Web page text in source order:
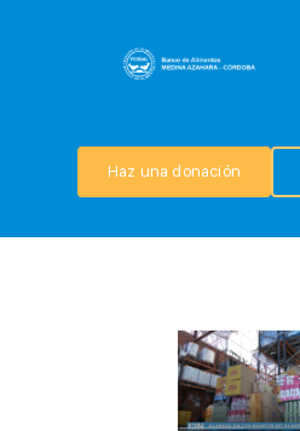
QUIÉNES SOMOS
TRANSPARENCIA
Haz una donación